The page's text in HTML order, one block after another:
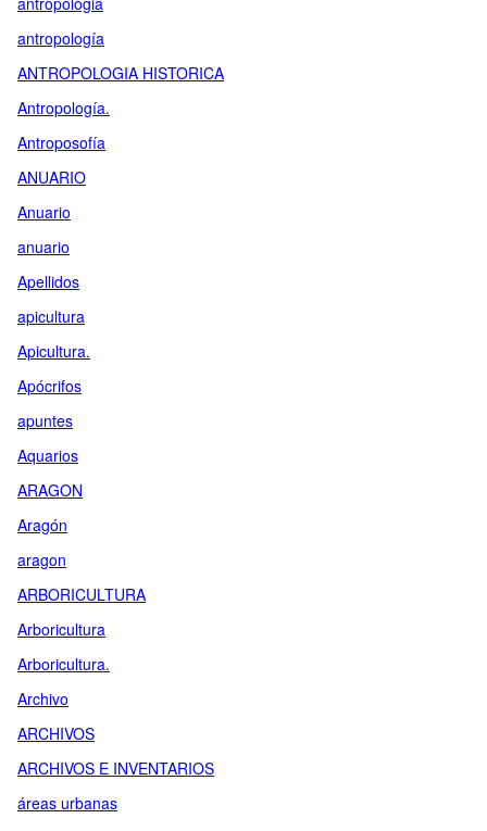
antropología
ANTROPOLOGIA HISTORICA
Antropología.
Antroposofía
ANUARIO
Anuario
anuario
Apellidos
apicultura
Apicultura.
Apócrifos
apuntes
Aquarios
ARAGON
Aragón
aragon
ARBORICULTURA
Arboricultura
Arboricultura.
Archivo
ARCHIVOS
ARCHIVOS E INVENTARIOS
áreas urbanas